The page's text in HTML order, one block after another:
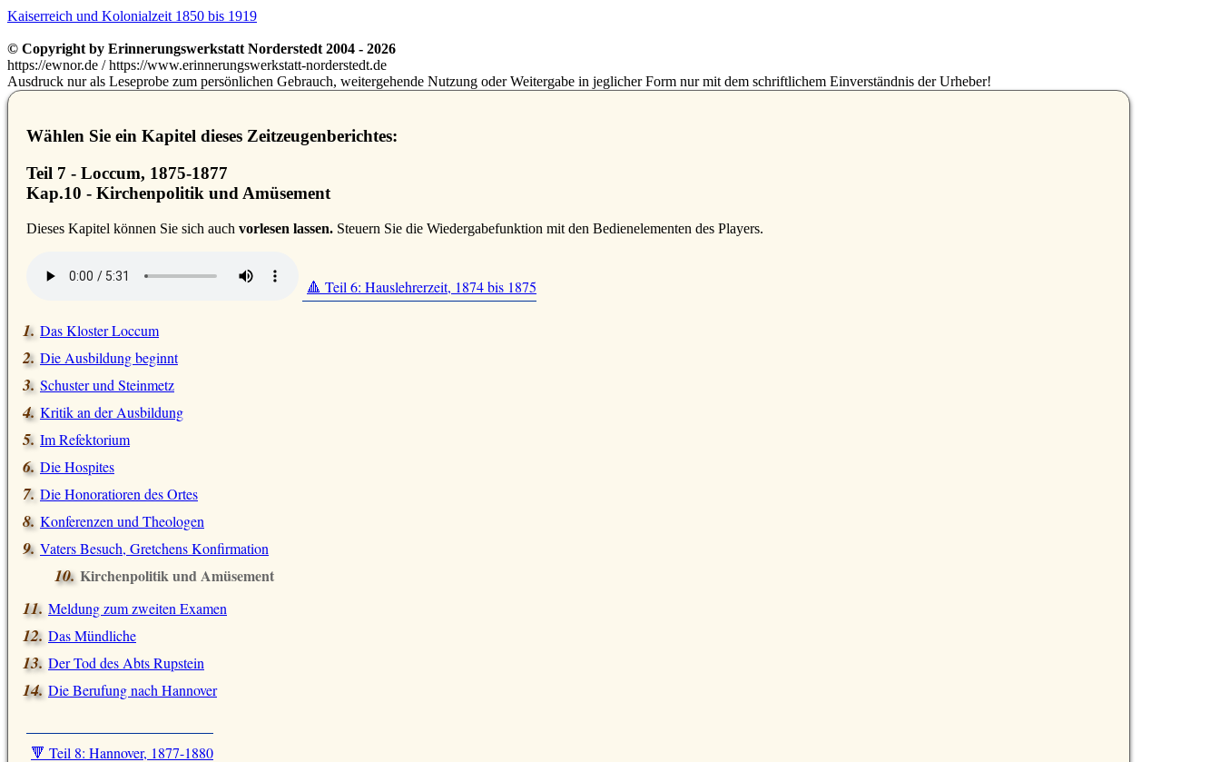
Kaiserreich und Kolonialzeit 1850 bis 1919
© Copyright by Erinnerungswerkstatt Norderstedt 2004 - 2026
https://ewnor.de / https://www.erinnerungswerkstatt-norderstedt.de
Ausdruck nur als Leseprobe zum persönlichen Gebrauch, weitergehende Nutzung oder Weitergabe in jeglicher Form nur mit dem schriftlichem Einverständnis der Urheber!
Wählen Sie ein Kapitel dieses Zeitzeugenberichtes:
Teil 7 - Loccum, 1875-1877
Kap.10 - Kirchenpolitik und Amüsement
Dieses Kapitel können Sie sich auch vorlesen lassen. Steuern Sie die Wiedergabefunktion mit den Bedienelementen des Players.
🔺 Teil 6: Hauslehrerzeit, 1874 bis 1875
Das Kloster Loccum
Die Ausbildung beginnt
Schuster und Steinmetz
Kritik an der Ausbildung
Im Refektorium
Die Hospites
Die Honoratioren des Ortes
Konferenzen und Theologen
Vaters Besuch, Gretchens Konfirmation
Kirchenpolitik und Amüsement
Meldung zum zweiten Examen
Das Mündliche
Der Tod des Abts Rupstein
Die Berufung nach Hannover
🔻 Teil 8: Hannover, 1877-1880